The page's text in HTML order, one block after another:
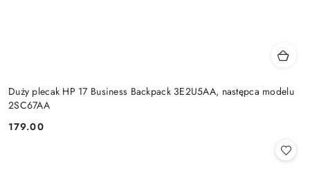
Duży plecak HP 17 Business Backpack 3E2U5AA, następca modelu
2SC67AA
Cena:
179.00